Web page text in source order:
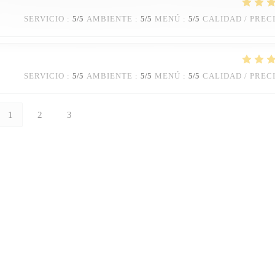
SERVICIO : 5/5 AMBIENTE : 5/5 MENÚ : 5/5 CALIDAD /
SERVICIO : 5/5 AMBIENTE : 5/5 MENÚ : 5/5 CALIDAD /
1 2 3